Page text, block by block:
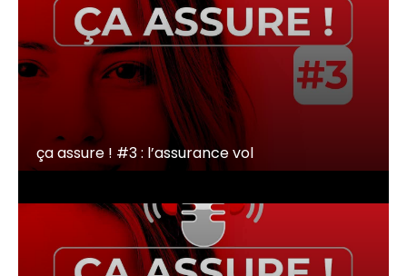
ça assure ! #3 : l’assurance vol